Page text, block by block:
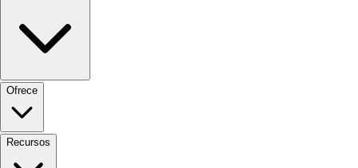
Ofrece
Recursos